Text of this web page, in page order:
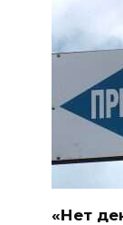
«Нет